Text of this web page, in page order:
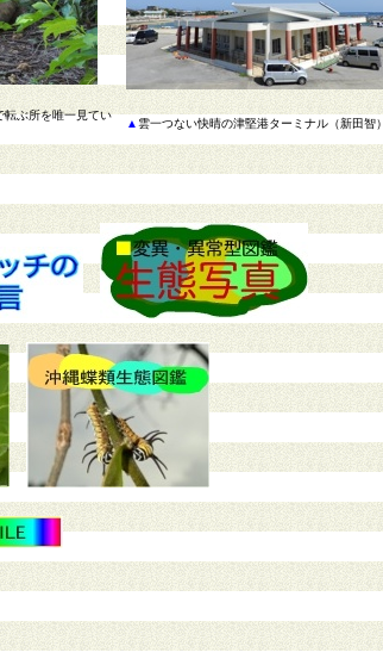
転ぶ所を唯一見てい
▲雲一つない快晴の津堅港ターミナル（新田智）